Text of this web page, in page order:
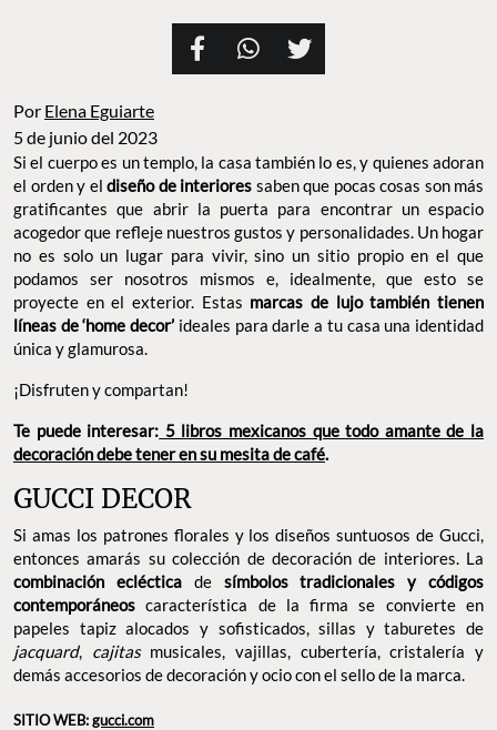
Por Elena Eguiarte
5 de junio del 2023
Si el cuerpo es un templo, la casa también lo es, y quienes adoran
el orden y el diseño de interiores saben que pocas cosas son más
gratificantes que abrir la puerta para encontrar un espacio
acogedor que refleje nuestros gustos y personalidades. Un hogar
no es solo un lugar para vivir, sino un sitio propio en el que
podamos ser nosotros mismos e, idealmente, que esto se
proyecte en el exterior. Estas marcas de lujo también tienen
líneas de ‘home decor’ ideales para darle a tu casa una identidad
única y glamurosa.
¡Disfruten y compartan!
Te puede interesar: 5 libros mexicanos que todo amante de la
decoración debe tener en su mesita de café.
GUCCI DECOR
Si amas los patrones florales y los diseños suntuosos de Gucci,
entonces amarás su colección de decoración de interiores. La
combinación eclécticade símbolos tradicionales y códigos
contemporáneos característica de la firma se convierte en
papeles tapiz alocados y sofisticados, sillas y taburetes de
jacquard, cajitasmusicales, vajillas, cubertería, cristalería y
demás accesorios de decoración y ocio con el sello de la marca.
SITIO WEB:gucci.com